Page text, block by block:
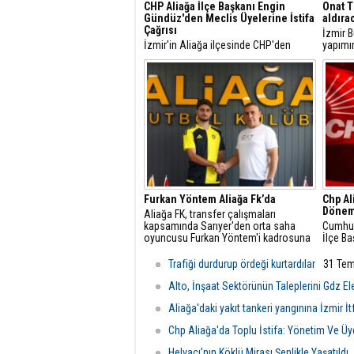
CHP Aliağa İlçe Başkanı Engin
Gündüz'den Meclis Üyelerine İstifa
Çağrısı
İzmir'in Aliağa ilçesinde CHP'den
ayrılan ve ayrılması gündemde olan
belediye meclis üyelerine tepki
gösteren CHP Aliağa İlçe Başkanı
Engin Gündüz, yazılı bir açıklama
yaparak meclis üyeliği görevlerinden
de istifa edilmesini istedi.
Onat
İzmir
Furkan Yöntem Aliağa Fk’da
​Aliağa FK, transfer çalışmaları
kapsamında Sarıyer'den orta saha
oyuncusu Furkan Yöntem'i kadrosuna
Chp
İlçe
Trafiği durdurup ördeği kurtardılar
31
Alto, İnşaat Sektörünün Taleplerini Gdz
Aliağa'daki yakıt tankeri yangınına İzmir
Chp Aliağa'da Toplu İstifa: Yönetim Ve